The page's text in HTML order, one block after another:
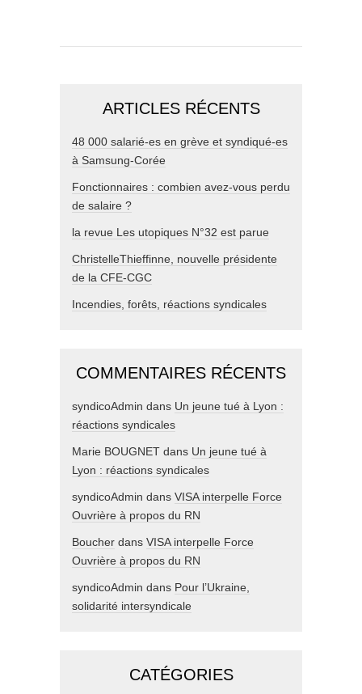
ARTICLES RÉCENTS
48 000 salarié-es en grève et syndiqué-es
à Samsung-Corée
Fonctionnaires : combien avez-vous perdu
de salaire ?
la revue Les utopiques N°32 est parue
ChristelleThieffinne, nouvelle présidente
de la CFE-CGC
Incendies, forêts, réactions syndicales
COMMENTAIRES RÉCENTS
syndicoAdmin dans Un jeune tué à Lyon :
réactions syndicales
Marie BOUGNET dans Un jeune tué à
Lyon : réactions syndicales
syndicoAdmin dans VISA interpelle Force
Ouvrière à propos du RN
Boucher dans VISA interpelle Force
Ouvrière à propos du RN
syndicoAdmin dans Pour l’Ukraine,
solidarité intersyndicale
CATÉGORIES